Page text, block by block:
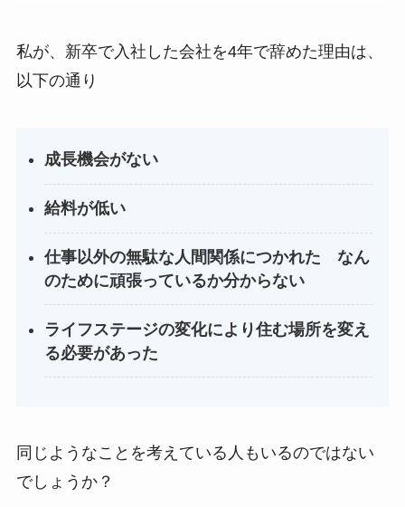
私が、新卒で入社した会社を4年で辞めた理由は、
以下の通り
成長機会がない
給料が低い
仕事以外の無駄な人間関係につかれた なん
のために頑張っているか分からない
ライフステージの変化により住む場所を変え
る必要があった
同じようなことを考えている人もいるのではない
でしょうか？